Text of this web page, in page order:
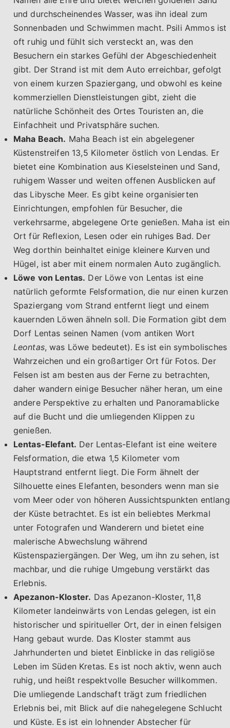
und durchscheinendes Wasser, was ihn ideal zum
Sonnenbaden und Schwimmen macht. Psili Ammos ist
oft ruhig und fühlt sich versteckt an, was den
Besuchern ein starkes Gefühl der Abgeschiedenheit
gibt. Der Strand ist mit dem Auto erreichbar, gefolgt
von einem kurzen Spaziergang, und obwohl es keine
kommerziellen Dienstleistungen gibt, zieht die
natürliche Schönheit des Ortes Touristen an, die
Einfachheit und Privatsphäre suchen.
Maha Beach. Maha Beach ist ein abgelegener
Küstenstreifen 13,5 Kilometer östlich von Lendas. Er
bietet eine Kombination aus Kieselsteinen und Sand,
ruhigem Wasser und weiten offenen Ausblicken auf
das Libysche Meer. Es gibt keine organisierten
Einrichtungen, empfohlen für Besucher, die
verkehrsarme, abgelegene Orte genießen. Maha ist ein
Ort für Reflexion, Lesen oder ein ruhiges Bad. Der
Weg dorthin beinhaltet einige kleinere Kurven und
Hügel, ist aber mit einem normalen Auto zugänglich.
Löwe von Lentas. Der Löwe von Lentas ist eine
natürlich geformte Felsformation, die nur einen kurzen
Spaziergang vom Strand entfernt liegt und einem
kauernden Löwen ähneln soll. Die Formation gibt dem
Dorf Lentas seinen Namen (vom antiken Wort
Leontas, was Löwe bedeutet). Es ist ein symbolisches
Wahrzeichen und ein großartiger Ort für Fotos. Der
Felsen ist am besten aus der Ferne zu betrachten,
daher wandern einige Besucher näher heran, um eine
andere Perspektive zu erhalten und Panoramablicke
auf die Bucht und die umliegenden Klippen zu
genießen.
Lentas-Elefant. Der Lentas-Elefant ist eine weitere
Felsformation, die etwa 1,5 Kilometer vom
Hauptstrand entfernt liegt. Die Form ähnelt der
Silhouette eines Elefanten, besonders wenn man sie
vom Meer oder von höheren Aussichtspunkten entlang
der Küste betrachtet. Es ist ein beliebtes Merkmal
unter Fotografen und Wanderern und bietet eine
malerische Abwechslung während
Küstenspaziergängen. Der Weg, um ihn zu sehen, ist
machbar, und die ruhige Umgebung verstärkt das
Erlebnis.
Apezanon-Kloster. Das Apezanon-Kloster, 11,8
Kilometer landeinwärts von Lendas gelegen, ist ein
historischer und spiritueller Ort, der in einen felsigen
Hang gebaut wurde. Das Kloster stammt aus
Jahrhunderten und bietet Einblicke in das religiöse
Leben im Süden Kretas. Es ist noch aktiv, wenn auch
ruhig, und heißt respektvolle Besucher willkommen.
Die umliegende Landschaft trägt zum friedlichen
Erlebnis bei, mit Blick auf die nahegelegene Schlucht
und Küste. Es ist ein lohnender Abstecher für